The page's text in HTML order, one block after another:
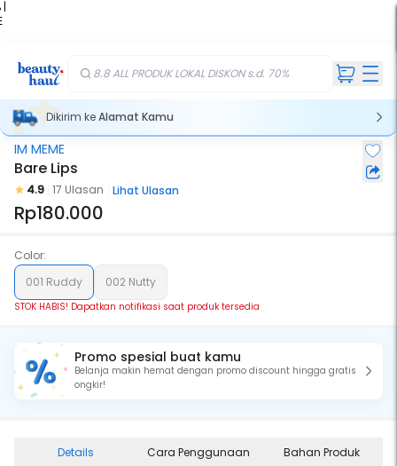
|
8.8 ALL PRODUK LOKAL DISKON s.d. 70%
Dikirim keAlamat Kamu
Stok Habis
IM MEME
Bare Lips
4.9 17 Ulasan Lihat Ulasan
Rp180.000
Color:
001 Ruddy
002 Nutty
STOK HABIS! Dapatkan notifikasi saat produk tersedia
Promo spesial buat kamu
Belanja makin hemat dengan promo discount hingga gratis
ongkir!
Details Cara Penggunaan Bahan Produk